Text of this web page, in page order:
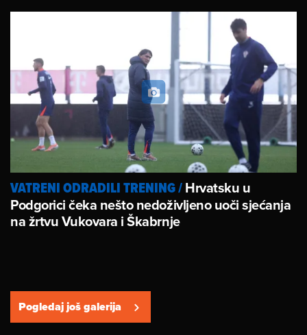
VATRENI ODRADILI TRENING/Hrvatsku u
Podgorici čeka nešto nedoživljeno uoči sjećanja
na žrtvu Vukovara i Škabrnje
Pogledaj još galerija